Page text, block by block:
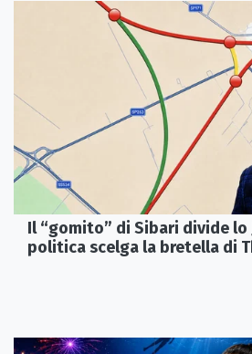
Il “gomito” di Sibari divide lo
politica scelga la bretella di